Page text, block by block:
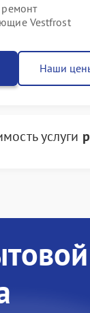
Vestfrost
Наши
услуги